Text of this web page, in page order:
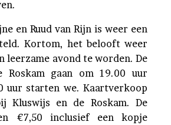
en Ruud van Rijn is weer een
Kortom, het belooft weer
leerzame avond te worden. De
Roskam gaan om 19.00 uur
uur starten we. Kaartverkoop
Kluswijs en de Roskam. De
€7,50 inclusief een kopje